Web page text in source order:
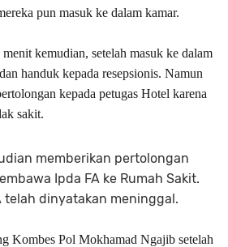
pun masuk ke dalam kamar.
kemudian, setelah masuk ke dalam
handuk kepada resepsionis. Namun
kepada petugas Hotel karena
sakit.
memberikan pertolongan
Ipda FA ke Rumah Sakit.
telah dinyatakan meninggal.
Kombes Pol Mokhamad Ngajib setelah